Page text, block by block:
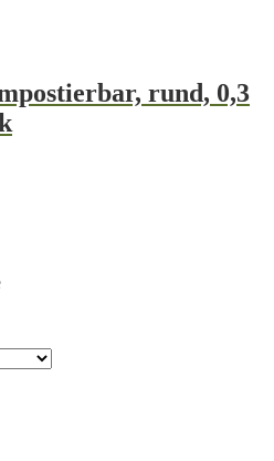
rund, 0,3